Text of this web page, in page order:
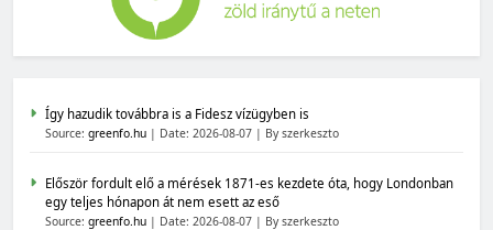
Így hazudik továbbra is a Fidesz vízügyben is
Source: greenfo.hu Date: 2026-08-07 By szerkeszto
Először fordult elő a mérések 1871-es kezdete óta, hogy Londonban
egy teljes hónapon át nem esett az eső
Source: greenfo.hu Date: 2026-08-07 By szerkeszto